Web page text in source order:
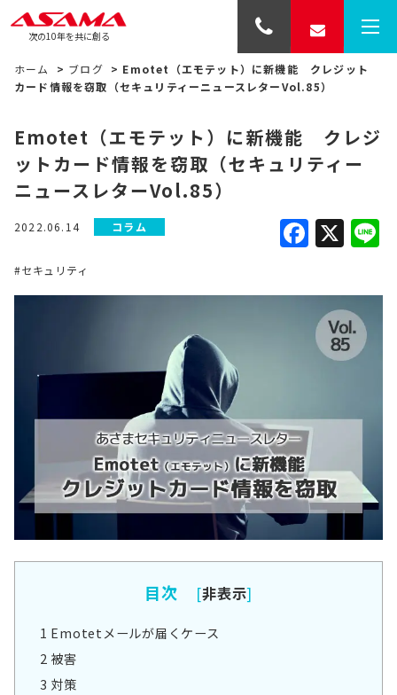
次の10年を共に創る
ホーム > ブログ > Emotet（エモテット）に新機能 クレジット
カード情報を窃取（セキュリティーニュースレターVol.85）
Emotet（エモテット）に新機能 クレジ
ットカード情報を窃取（セキュリティー
ニュースレターVol.85）
2022.06.14 コラム X
#セキュリティ
目次 [非表示]
1 Emotetメールが届くケース
2 被害
3 対策